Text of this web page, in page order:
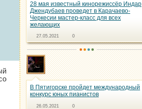
28 мая известный кинорежиссёр Индар
Джендубаев проведет в Карачаево-
Черкесии мастер-класс для всех
желающих
27.05.2021 0
В Пятигорске пройдет международный
конкурс юных пианистов
26.05.2021 0